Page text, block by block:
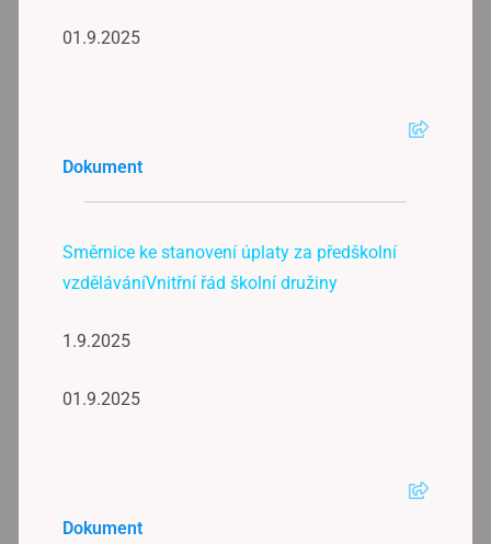
01.9.2025
Dokument
Směrnice ke stanovení úplaty za předškolní
vzděláváníVnitřní řád školní družiny
1.9.2025
01.9.2025
Dokument